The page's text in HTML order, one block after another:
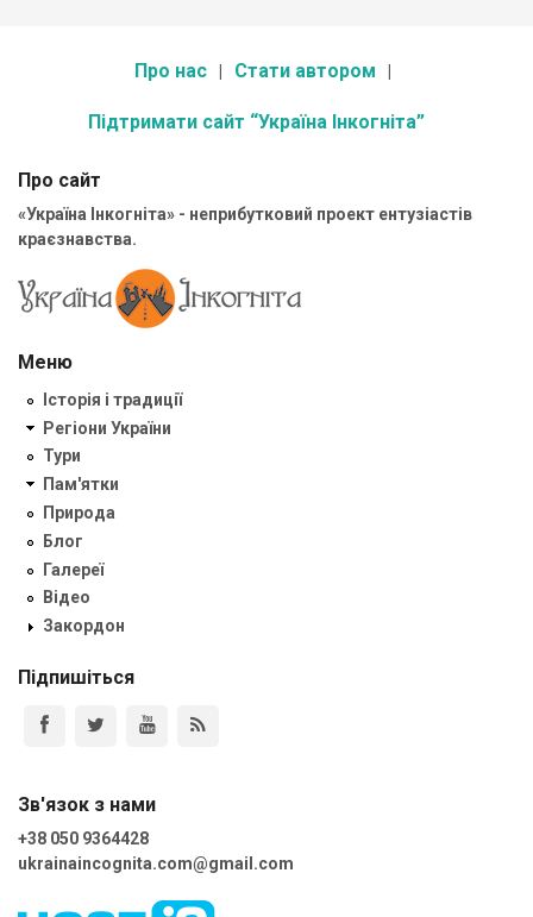
Про нас Стати автором
Підтримати сайт “Україна Інкогніта”
Про сайт
«Україна Інкогніта» - неприбутковий проект ентузіастів
краєзнавства.
Меню
Історія і традиції
Регіони України
Тури
Пам'ятки
Природа
Блог
Галереї
Відео
Закордон
Підпишіться
Зв'язок з нами
+38 050 9364428
ukrainaincognita.com@gmail.com